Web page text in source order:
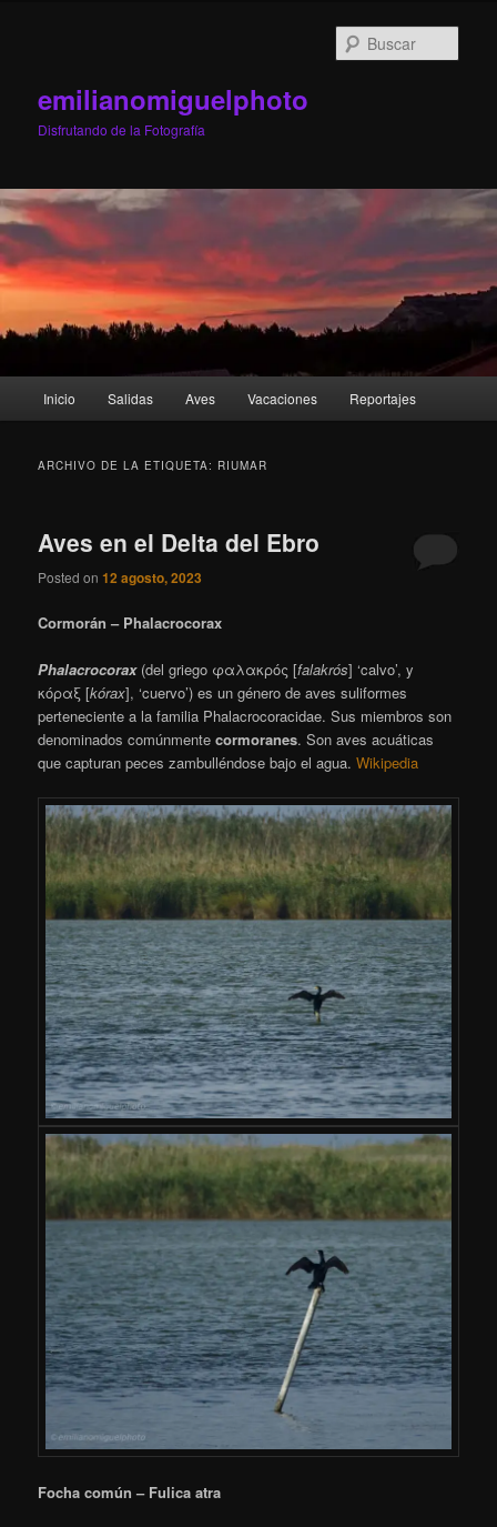
emilianomiguelphoto
Disfrutando de la Fotografía
Inicio Salidas Aves Vacaciones Reportajes
ARCHIVO DE LA ETIQUETA: RIUMAR
Aves en el Delta del Ebro
Posted on12 agosto, 2023
Cormorán – Phalacrocorax
Phalacrocorax(del griego φαλακρός [falakrós] ‘calvo’, y
κόραξ [kórax], ‘cuervo’) es un género de aves suliformes
perteneciente a la familia Phalacrocoracidae. Sus miembros son
denominados comúnmentecormoranes. Son aves acuáticas
que capturan peces zambulléndose bajo el agua.Wikipedia
Focha común – Fulica atra